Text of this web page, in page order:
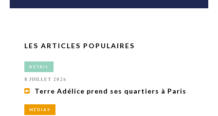
LES ARTICLES POPULAIRES
RETAIL
8 JUILLET 2026
Terre Adélice prend ses quartiers à Paris
MÉDIAS